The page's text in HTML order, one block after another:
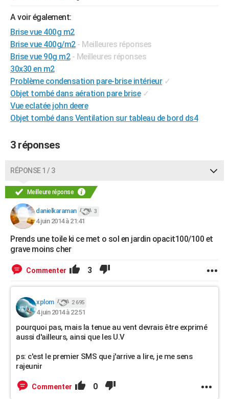
Se connecter
Primaires
Universités
Entreprises
Service militaire
Avis de recherche
FORUM
Bricolage
Lifestyle
Culture
Sport
Auto
Television
Voyage
Cinema
A voir également:
Brise vue 400g m2
Brise vue 400g/m2 - Meilleures réponses
Brise vue 90g m2 - Meilleures réponses
30x30 en m2
Problème condensation pare-brise intérieur ✓
Objet tombé dans aération pare brise ✓
Vue eclatée john deere
Objet tombé dans Ventilation sur tableau de bord ds4
3 réponses
RÉPONSE 1 / 3
Meilleure réponse
danielkaraman 3
4 juin 2014 à 21:41
Prends une toile ki ce met o sol en jardin opacit100/100 et
grave moins cher
Commenter 3
xplom 2 695
4 juin 2014 à 22:51
pourquoi pas, mais la tenue au vent devrais être exprimé
aussi d'ailleurs, ainsi que les U.V
ps: c'est le premier SMS que j'arrive a lire, je me sens
rajeunir
Commenter 0